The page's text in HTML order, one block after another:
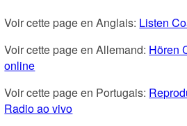
Voir cette page en Anglais: Listen
Voir cette page en Allemand: Hören
online
Voir cette page en Portugais:
Radio ao vivo